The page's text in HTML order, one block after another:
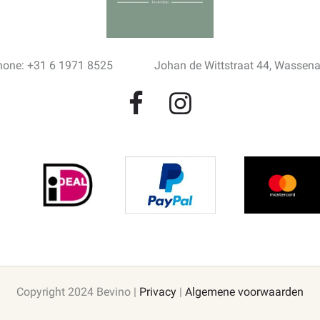
+31 6 1971 8525 Johan de Wittstraat 44,
Copyright 2024 Bevino | Privacy | Algemene voorwaarden